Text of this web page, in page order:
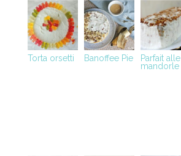
Torta orsetti Banoffee Pie
Parfait alle
mandorle